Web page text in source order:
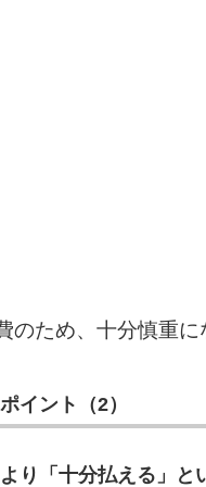
のため、十分慎重に
イント（2）
り「十分払える」と